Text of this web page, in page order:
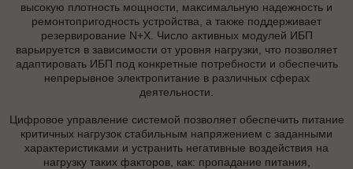
высокую плотность мощности, максимальную надежность и
ремонтопригодность устройства, а также поддерживает
резервирование N+X. Число активных модулей ИБП
варьируется в зависимости от уровня нагрузки, что позволяет
адаптировать ИБП под конкретные потребности и обеспечить
непрерывное электропитание в различных сферах
деятельности.
Цифровое управление системой позволяет обеспечить питание
критичных нагрузок стабильным напряжением с заданными
характеристиками и устранить негативные воздействия на
нагрузку таких факторов, как: пропадание питания,